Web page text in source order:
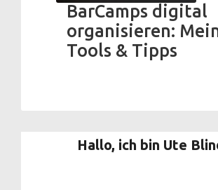
BarCamps digital
organisieren:
Tools & Tipps
Hallo, ich bin Ute